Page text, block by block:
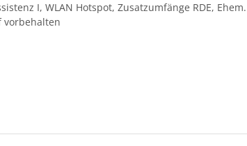
I, WLAN Hotspot, Zusatzumfänge RDE,
vorbehalten